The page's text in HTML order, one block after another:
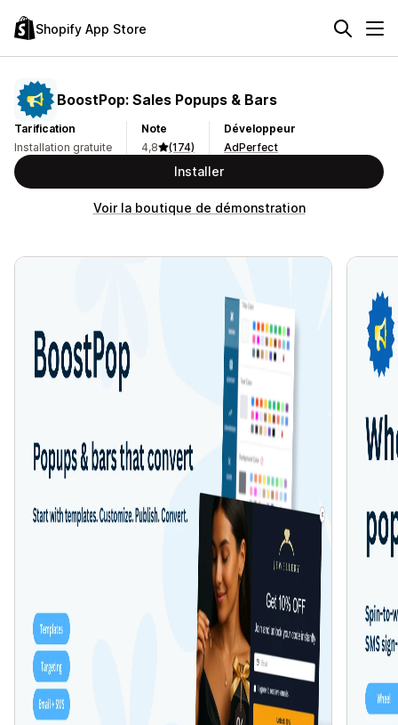
Shopify App Store
BoostPop: Sales Popups & Bars
Tarification
Installation gratuite
Note
4,8
(174)
Développeur
AdPerfect
Installer
Voir la boutique de démonstration